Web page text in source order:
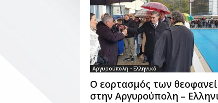
Αργυρούπολη - Ελληνικό
Ο εορτασμός των
στην Αργυρούπολη –